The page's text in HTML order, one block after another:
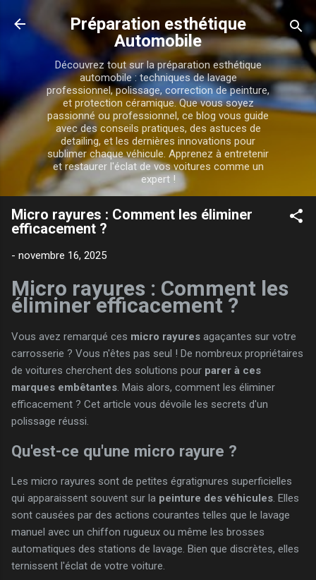
Accéder au contenu principal
Préparation esthétique
Automobile
Découvrez tout sur la préparation esthétique
automobile : techniques de lavage
professionnel, polissage, correction de peinture,
et protection céramique. Que vous soyez
passionné ou professionnel, ce blog vous guide
avec des conseils pratiques, des astuces de
detailing, et les dernières innovations pour
sublimer chaque véhicule. Apprenez à entretenir
et restaurer l'éclat de vos voitures comme un
expert !
Micro rayures : Comment les éliminer
efficacement ?
- novembre 16, 2025
Micro rayures : Comment les
éliminer efficacement ?
Vous avez remarqué ces micro rayures agaçantes sur votre
carrosserie ? Vous n'êtes pas seul ! De nombreux propriétaires
de voitures cherchent des solutions pour parer à ces
marques embêtantes . Mais alors, comment les éliminer
efficacement ? Cet article vous dévoile les secrets d'un
polissage réussi.
Qu'est-ce qu'une micro rayure ?
Les micro rayures sont de petites égratignures superficielles
qui apparaissent souvent sur la peinture des véhicules. Elles
sont causées par des actions courantes telles que le lavage
manuel avec un chiffon rugueux ou même les brosses
automatiques des stations de lavage. Bien que discrètes, elles
ternissent l'éclat de votre voiture.